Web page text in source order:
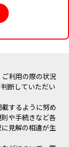
利用の際の状況
断していただい
するように努め
や手続きなど各
見解の相違が生